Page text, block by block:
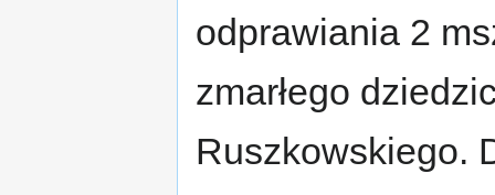
odprawiania 2
zmarłego
Ruszkowskiego.